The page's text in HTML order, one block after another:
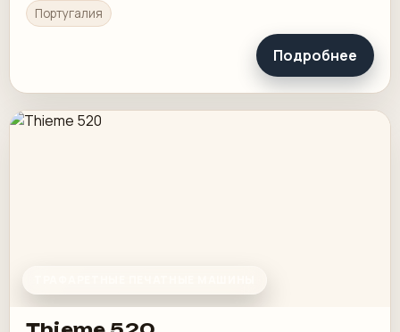
Португалия
Подробнее